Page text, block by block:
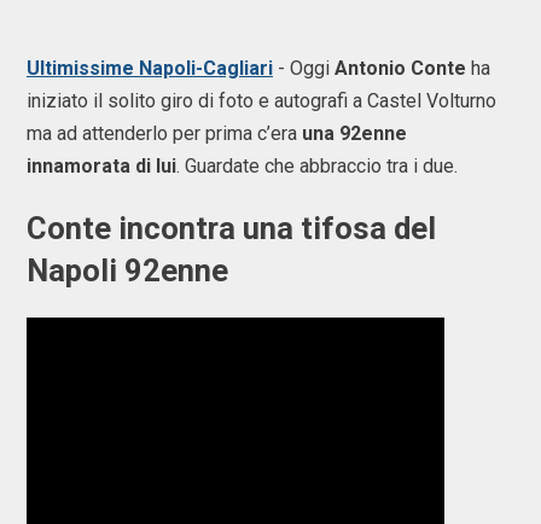
Ultimissime Napoli-Cagliari - Oggi Antonio Conte ha
iniziato il solito giro di foto e autografi a Castel Volturno
ma ad attenderlo per prima c’era una 92enne
innamorata di lui. Guardate che abbraccio tra i due.
Conte incontra una tifosa del
Napoli 92enne